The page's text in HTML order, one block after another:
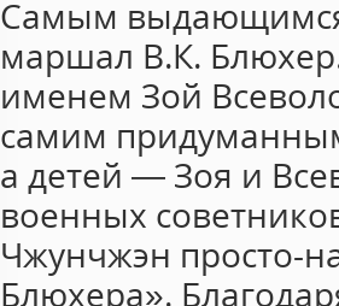
Самым
маршал В.К.
именем Зой
самим
а детей — Зоя и
военных
Чжунчжэн просто-
Блюхера».